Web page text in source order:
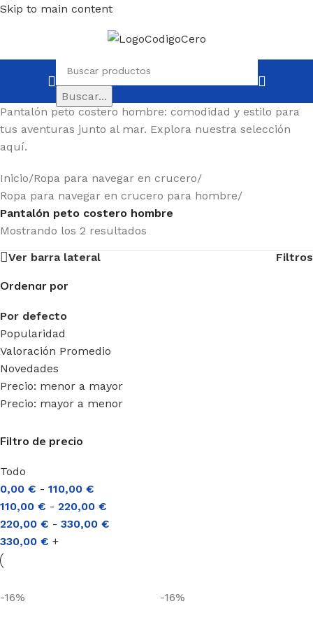
Skip to main content
Buscar...
Pantalón peto costero hombre: comodidad y estilo para
tus aventuras junto al mar. Explora nuestra selección
aquí.
Inicio/Ropa para navegar en crucero/
Ropa para navegar en crucero para hombre/
Pantalón peto costero hombre
Mostrando los 2 resultados
Ver barra lateral
Filtros
Ordenar por
Por defecto
Popularidad
Valoración Promedio
Novedades
Precio: menor a mayor
Precio: mayor a menor
Filtro de precio
Todo
0,00 € - 110,00 €
110,00 € - 220,00 €
220,00 € - 330,00 €
330,00 € +
-16% -16%